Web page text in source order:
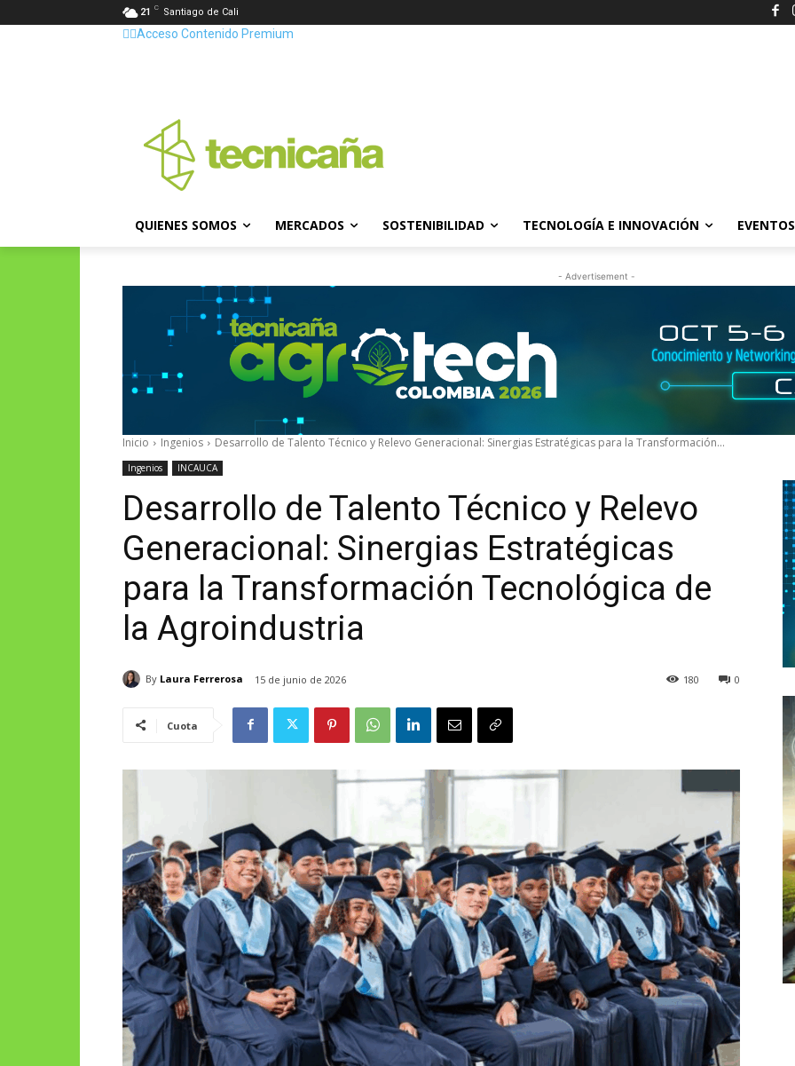
21 C Santiago de Cali
👷‍♂️Acceso Contenido Premium
QUIENES SOMOS MERCADOS SOSTENIBILIDAD TECNOLOGÍA E INNOVACIÓN EVENTOS
- Advertisement -
Inicio Ingenios Desarrollo de Talento Técnico y Relevo Generacional: Sinergias Estratégicas para la Transformación...
Ingenios INCAUCA
Desarrollo de Talento Técnico y Relevo
Generacional: Sinergias Estratégicas
para la Transformación Tecnológica de
la Agroindustria
By Laura Ferrerosa 15 de junio de 2026 0
180
Cuota